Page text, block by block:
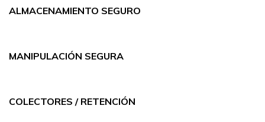
ALMACENAMIENTO SEGURO
MANIPULACIÓN SEGURA
COLECTORES / RETENCIÓN